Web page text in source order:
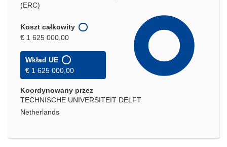
(ERC)
Koszt całkowity
€ 1 625 000,00
Wkład UE
€ 1 625 000,00
Koordynowany przez
TECHNISCHE UNIVERSITEIT DELFT
Netherlands